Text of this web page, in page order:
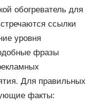
обогреватель для
ссылки
уровня
фразы
Для правильных
факты: